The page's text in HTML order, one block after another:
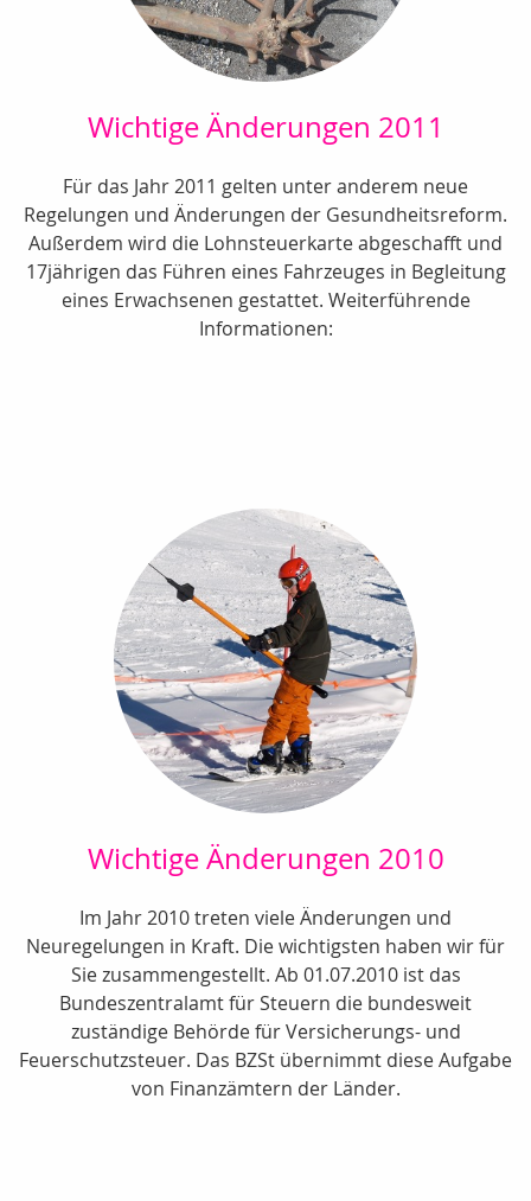
Wichtige Änderungen 2011
Für das Jahr 2011 gelten unter anderem neue
Regelungen und Änderungen der Gesundheitsreform.
Außerdem wird die Lohnsteuerkarte abgeschafft und
17jährigen das Führen eines Fahrzeuges in Begleitung
eines Erwachsenen gestattet. Weiterführende
Informationen:
Wichtige Änderungen 2010
Im Jahr 2010 treten viele Änderungen und
Neuregelungen in Kraft. Die wichtigsten haben wir für
Sie zusammengestellt. Ab 01.07.2010 ist das
Bundeszentralamt für Steuern die bundesweit
zuständige Behörde für Versicherungs- und
Feuerschutzsteuer. Das BZSt übernimmt diese Aufgabe
von Finanzämtern der Länder.